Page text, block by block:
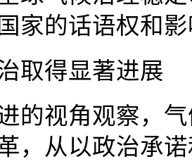
家的话语权和
取得显著进展
的视角观察，
，从以政治承